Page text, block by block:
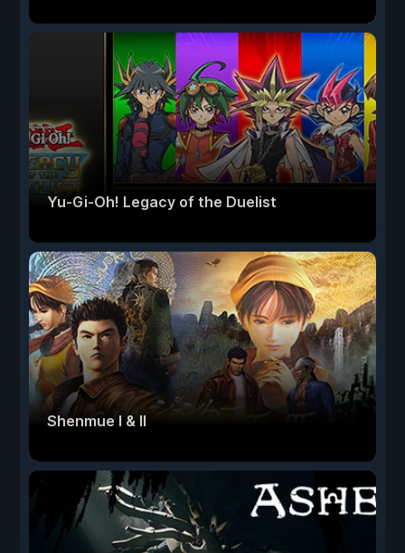
Yu-Gi-Oh! Legacy of the Duelist
Shenmue I & II